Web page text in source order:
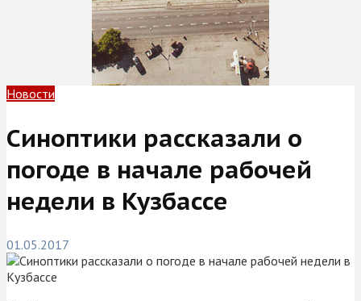
Новости
Синоптики рассказали о
погоде в начале рабочей
недели в Кузбассе
01.05.2017